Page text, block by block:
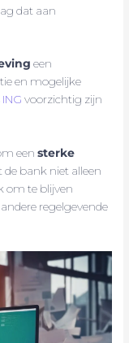
dat aan
een
en mogelijke
voorzichtig zijn
eensterke
bank niet alleen
om te blijven
regelgevende